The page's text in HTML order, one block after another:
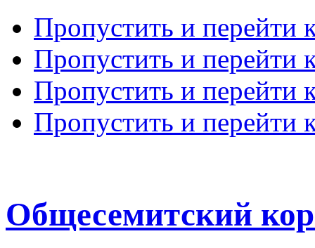
Пропустить и перейти
Пропустить и перейти
Пропустить и перейти
Пропустить и перейти
Общесемитский